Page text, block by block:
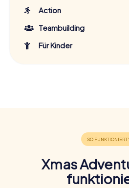
Action
Teambuilding
Für Kinder
Xmas